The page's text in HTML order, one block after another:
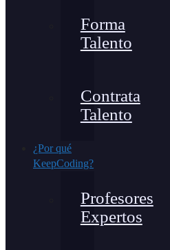
Forma
Talento
Contrata
Talento
¿Por qué
KeepCoding?
Profesores
Expertos